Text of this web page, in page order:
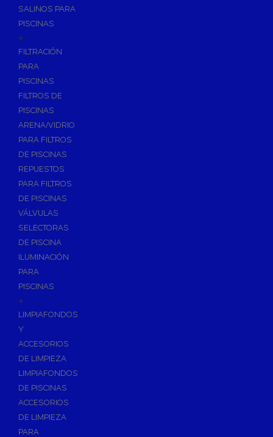
SALINOS PARA
PISCINAS
+
FILTRACIÓN
PARA
PISCINAS
FILTROS DE
PISCINAS
ARENA/VIDRIO
PARA FILTROS
DE PISCINAS
REPUESTOS
PARA FILTROS
DE PISCINAS
VÁLVULAS
SELECTORAS
DE PISCINA
ILUMINACIÓN
PARA
PISCINAS
+
LIMPIAFONDOS
Y
ACCESORIOS
DE LIMPIEZA
LIMPIAFONDOS
DE PISCINAS
ACCESORIOS
DE LIMPIEZA
PARA